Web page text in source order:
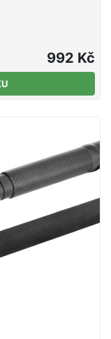
992 Kč